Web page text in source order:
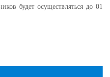
будет осуществляться до 01